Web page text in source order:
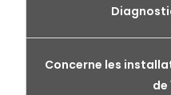
Diagnostic
Concerne les
de